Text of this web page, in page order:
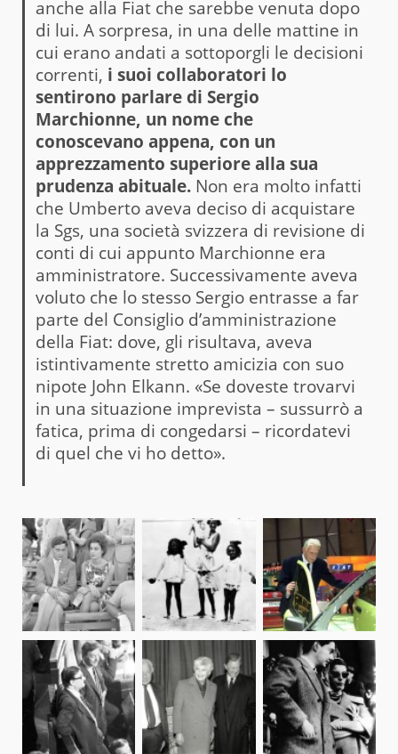
anche alla Fiat che sarebbe venuta dopo
di lui. A sorpresa, in una delle mattine in
cui erano andati a sottoporgli le decisioni
correnti, i suoi collaboratori lo
sentirono parlare di Sergio
Marchionne, un nome che
conoscevano appena, con un
apprezzamento superiore alla sua
prudenza abituale.Non era molto infatti
che Umberto aveva deciso di acquistare
la Sgs, una società svizzera di revisione di
conti di cui appunto Marchionne era
amministratore. Successivamente aveva
voluto che lo stesso Sergio entrasse a far
parte del Consiglio d’amministrazione
della Fiat: dove, gli risultava, aveva
istintivamente stretto amicizia con suo
nipote John Elkann. «Se doveste trovarvi
in una situazione imprevista – sussurrò a
fatica, prima di congedarsi – ricordatevi
di quel che vi ho detto».